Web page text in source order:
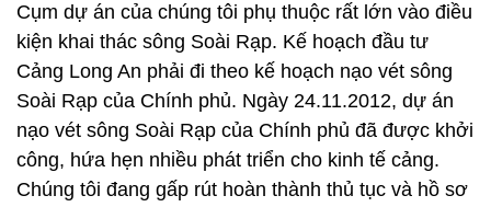
Cụm dự án của chúng tôi phụ thuộc rất lớn vào điều
kiện khai thác sông Soài Rạp. Kế hoạch đầu tư
Cảng Long An phải đi theo kế hoạch nạo vét sông
Soài Rạp của Chính phủ. Ngày 24.11.2012, dự án
nạo vét sông Soài Rạp của Chính phủ đã được khởi
công, hứa hẹn nhiều phát triển cho kinh tế cảng.
Chúng tôi đang gấp rút hoàn thành thủ tục và hồ sơ